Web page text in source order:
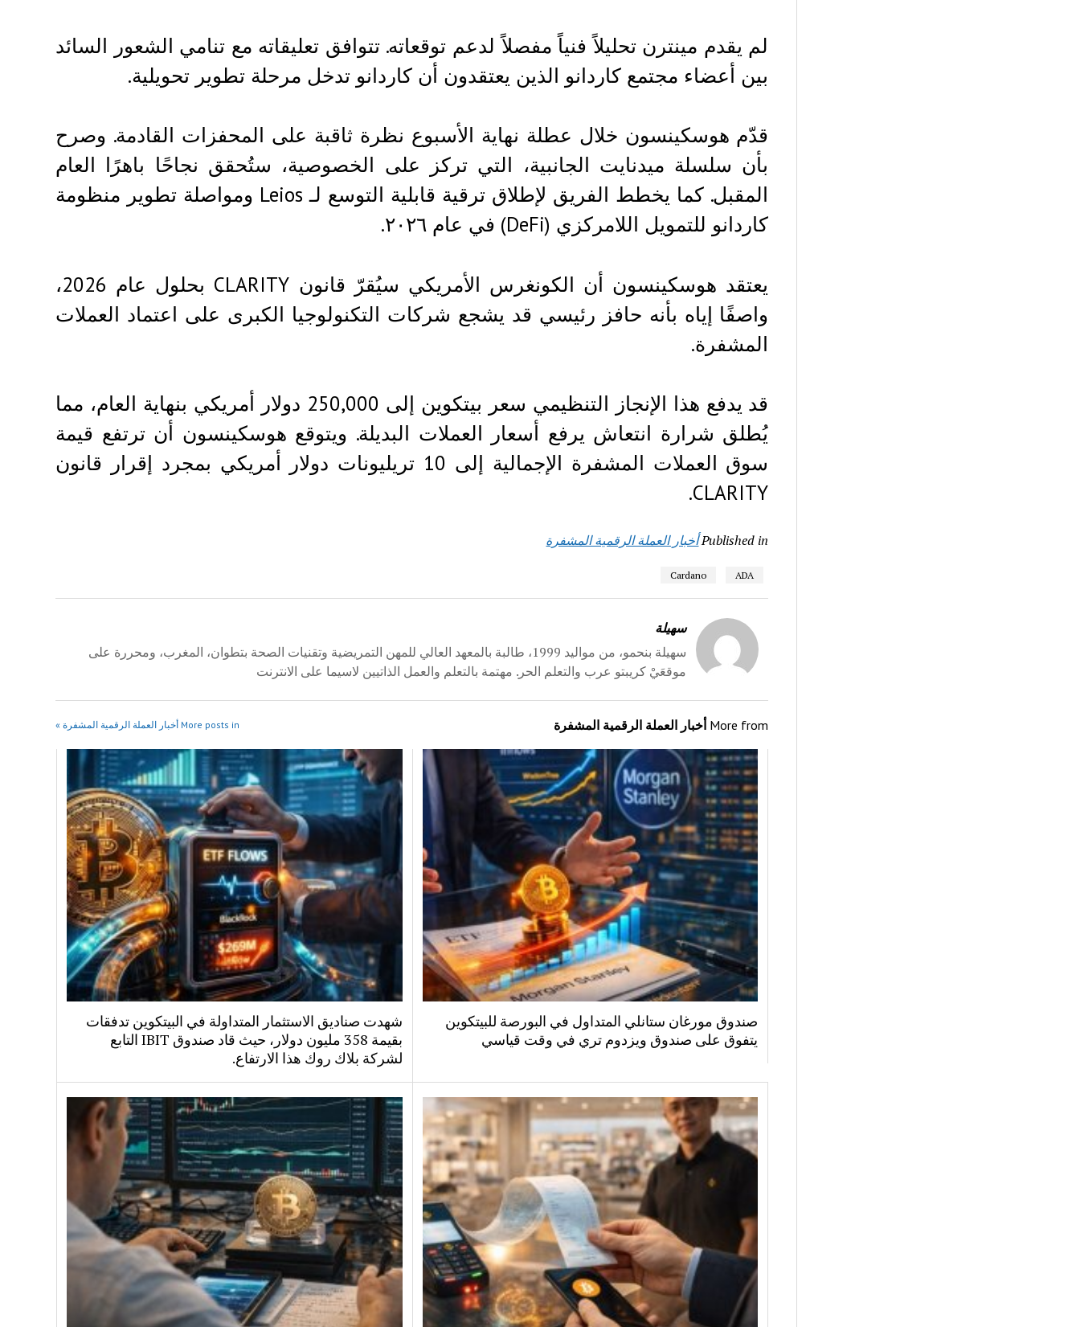
لم يقدم مينترن تحليلاً فنياً مفصلاً لدعم توقعاته. تتوافق تعليقاته مع تنامي الشعور السائد
بين أعضاء مجتمع كاردانو الذين يعتقدون أن كاردانو تدخل مرحلة تطوير تحويلية.
قدّم هوسكينسون خلال عطلة نهاية الأسبوع نظرة ثاقبة على المحفزات القادمة. وصرح
بأن سلسلة ميدنايت الجانبية، التي تركز على الخصوصية، ستُحقق نجاحًا باهرًا العام
المقبل. كما يخطط الفريق لإطلاق ترقية قابلية التوسع لـ Leios ومواصلة تطوير منظومة
كاردانو للتمويل اللامركزي (DeFi) في عام ٢٠٢٦.
يعتقد هوسكينسون أن الكونغرس الأمريكي سيُقرّ قانون CLARITY بحلول عام 2026،
واصفًا إياه بأنه حافز رئيسي قد يشجع شركات التكنولوجيا الكبرى على اعتماد العملات
المشفرة.
قد يدفع هذا الإنجاز التنظيمي سعر بيتكوين إلى 250,000 دولار أمريكي بنهاية العام، مما
يُطلق شرارة انتعاش يرفع أسعار العملات البديلة. ويتوقع هوسكينسون أن ترتفع قيمة
سوق العملات المشفرة الإجمالية إلى 10 تريليونات دولار أمريكي بمجرد إقرار قانون
CLARITY.
Published inأخبار العملة الرقمية المشفرة
ADA
Cardano
سهيلة
سهيلة بنحمو، من مواليد 1999، طالبة بالمعهد العالي للمهن التمريضية وتقنيات الصحة بتطوان، المغرب، ومحررة على
موقعَيْ كريبتو عرب والتعلم الحر. مهتمة بالتعلم والعمل الذاتيين لاسيما على الانترنت
More from أخبار العملة الرقمية المشفرة More posts in أخبار العملة الرقمية المشفرة »
صندوق مورغان ستانلي المتداول في البورصة للبيتكوين
يتفوق على صندوق ويزدوم تري في وقت قياسي
شهدت صناديق الاستثمار المتداولة في البيتكوين تدفقات
بقيمة 358 مليون دولار، حيث قاد صندوق IBIT التابع
لشركة بلاك روك هذا الارتفاع.